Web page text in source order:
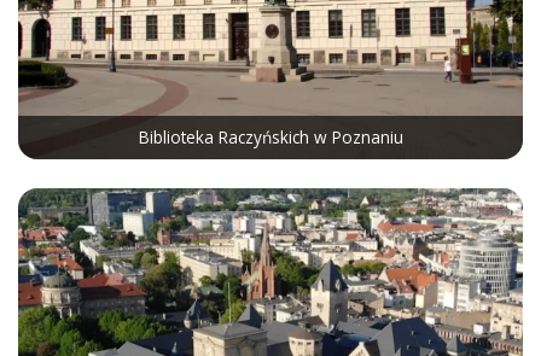
Biblioteka Raczyńskich w Poznaniu